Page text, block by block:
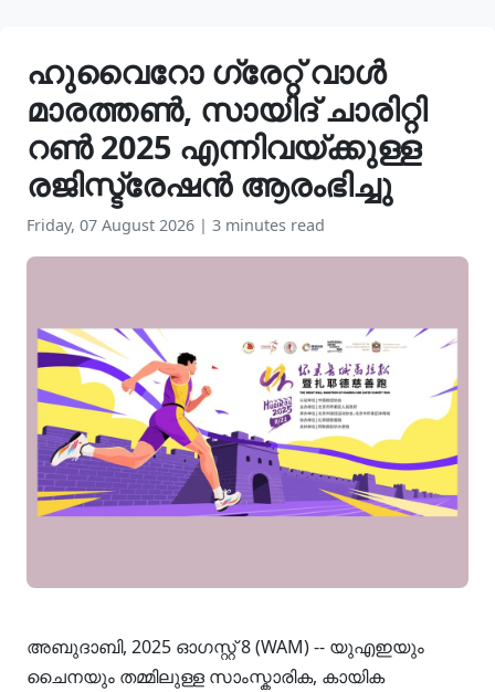
ഹുവൈറോ ഗ്രേറ്റ് വാൾ
മാരത്തൺ, സായിദ് ചാരിറ്റി
റൺ 2025 എന്നിവയ്ക്കുള്ള
രജിസ്ട്രേഷൻ ആരംഭിച്ചു
Friday, 07 August 2026 | 3 minutes read
അബുദാബി, 2025 ഓഗസ്റ്റ് 8 (WAM) -- യുഎഇയും
ചൈനയും തമ്മിലുള്ള സാംസ്കാരിക, കായിക